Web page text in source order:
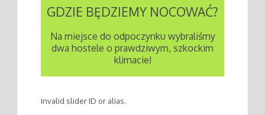
GDZIE BĘDZIEMY NOCOWAĆ?
Na miejsce do odpoczynku wybraliśmy
dwa hostele o prawdziwym, szkockim
klimacie!
Invalid slider ID or alias.